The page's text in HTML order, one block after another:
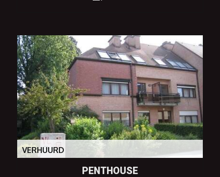
VERHUURD
PENTHOUSE